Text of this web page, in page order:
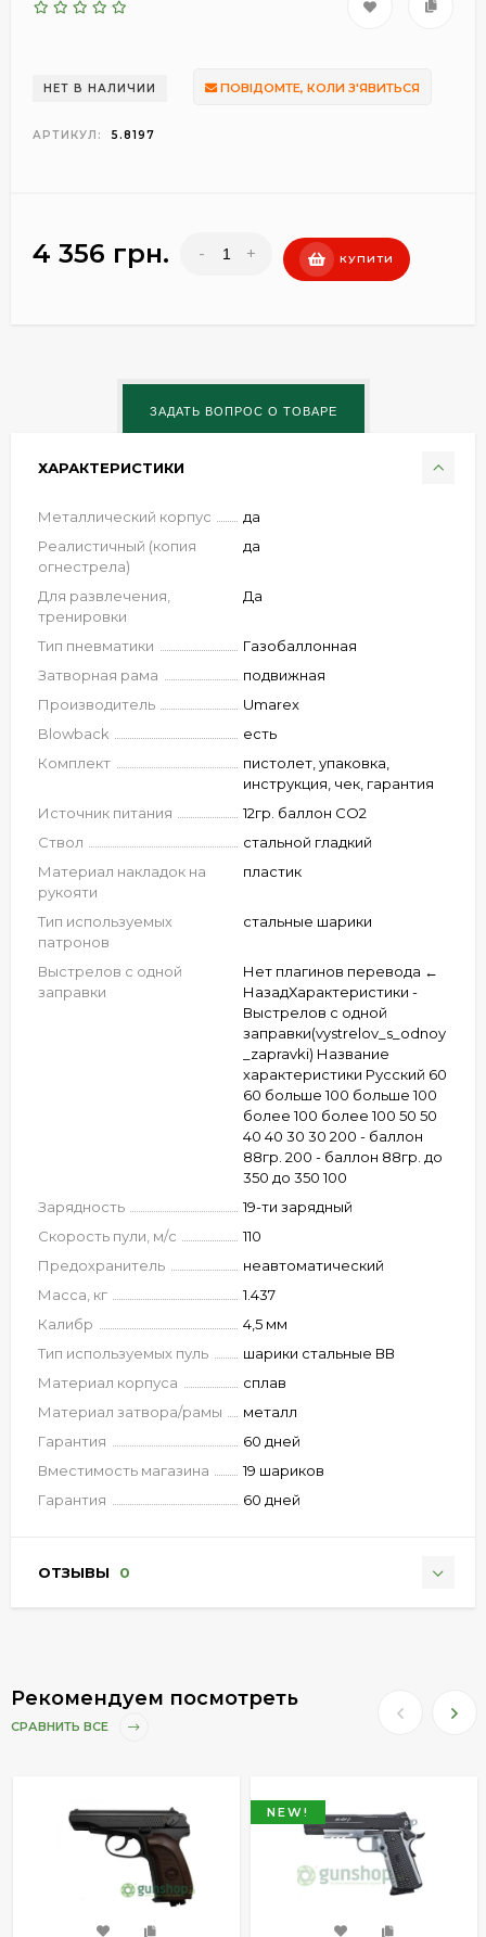
НЕТ В НАЛИЧИИ ПОВІДОМТЕ, КОЛИ З'ЯВИТЬСЯ
АРТИКУЛ: 5.8197
4 356 грн. - + КУПИТИ
ХАРАКТЕРИСТИКИ
Металлический корпус
да
Реалистичный (копия
огнестрела)
да
Для развлечения,
тренировки
Да
Тип пневматики
Газобаллонная
Затворная рама
подвижная
Производитель
Umarex
Blowback
есть
Комплект
пистолет, упаковка,
инструкция, чек, гарантия
Источник питания
12гр. баллон CO2
Ствол
стальной гладкий
Материал накладок на
рукояти
пластик
Тип используемых
патронов
стальные шарики
Выстрелов с одной
заправки
Нет плагинов перевода ←
НазадХарактеристики -
Выстрелов с одной
заправки(vystrelov_s_odnoy
_zapravki) Название
характеристики Русский 60
60 больше 100 больше 100
более 100 более 100 50 50
40 40 30 30 200 - баллон
88гр. 200 - баллон 88гр. до
350 до 350 100
Зарядность
19-ти зарядный
Скорость пули, м/с
110
Предохранитель
неавтоматический
Масса, кг
1.437
Калибр
4,5 мм
Тип используемых пуль
шарики стальные ВВ
Материал корпуса
сплав
Материал затвора/рамы
металл
Гарантия
60 дней
Вместимость магазина
19 шариков
Гарантия
60 дней
ОТЗЫВЫ 0
Рекомендуем посмотреть
СРАВНИТЬ ВСЕ
NEW!